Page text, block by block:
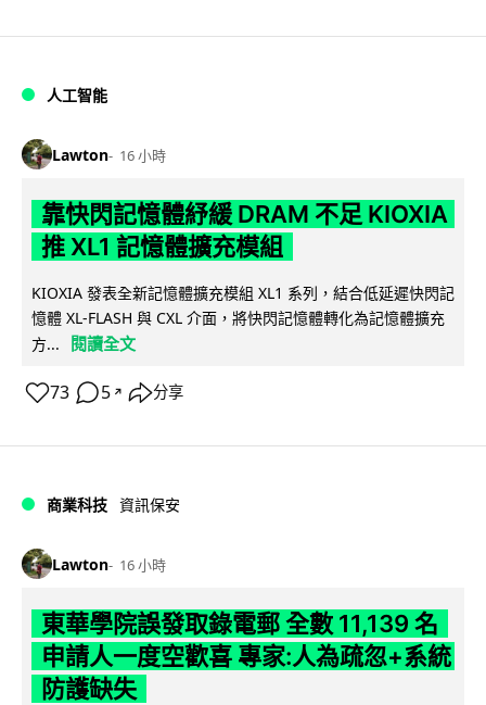
人工智能
Lawton 16 小時
靠快閃記憶體紓緩 DRAM 不足 KIOXIA
推 XL1 記憶體擴充模組
KIOXIA 發表全新記憶體擴充模組 XL1 系列，結合低延遲快閃記
憶體 XL-FLASH 與 CXL 介面，將快閃記憶體轉化為記憶體擴充
方...
閱讀全文
73 5 ↗ 分享
商業科技 資訊保安
Lawton 16 小時
東華學院誤發取錄電郵 全數 11,139 名
申請人一度空歡喜 專家:人為疏忽+系統
防護缺失